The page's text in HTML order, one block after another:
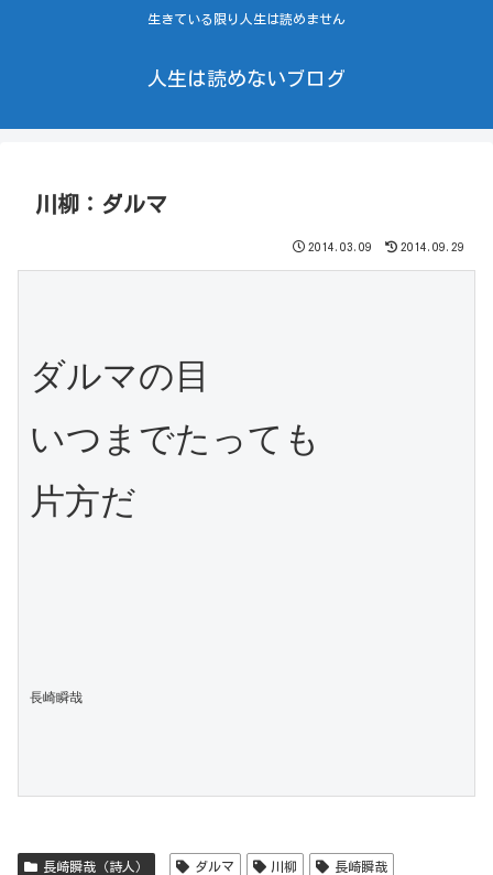
生きている限り人生は読めません
人生は読めないブログ
川柳：ダルマ
2014.03.09 2014.09.29
ダルマの目
いつまでたっても
片方だ
長崎瞬哉
長崎瞬哉（詩人） ダルマ 川柳 長崎瞬哉